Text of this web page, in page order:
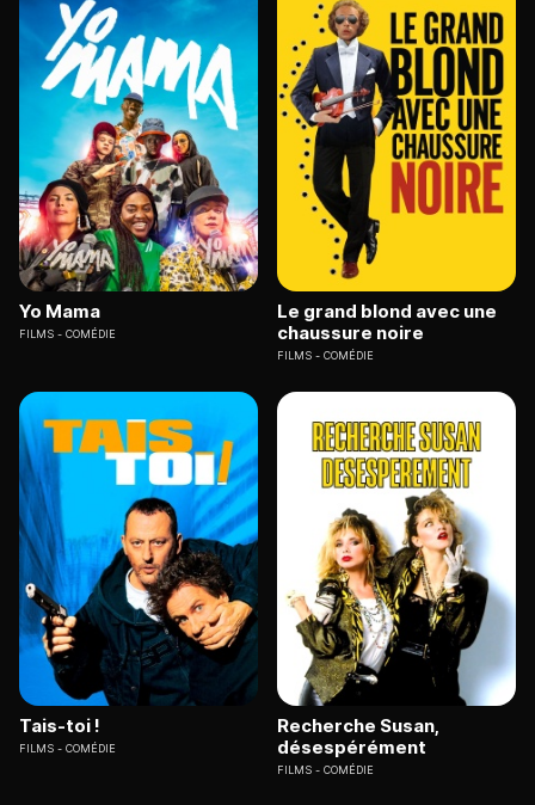
Yo Mama
FILMS COMÉDIE
Le grand blond avec une
chaussure noire
FILMS COMÉDIE
Tais-toi !
FILMS COMÉDIE
Recherche Susan,
désespérément
FILMS COMÉDIE